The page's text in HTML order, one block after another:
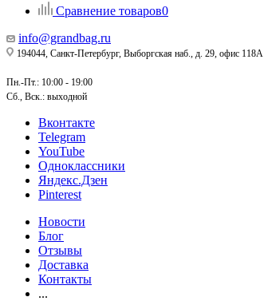
Сравнение товаров0
info@grandbag.ru
194044, Санкт-Петербург, Выборгская наб., д. 29, офис 118А
Пн.-Пт.: 10:00 - 19:00
Сб., Вск.: выходной
Вконтакте
Telegram
YouTube
Одноклассники
Яндекс.Дзен
Pinterest
Новости
Блог
Отзывы
Доставка
Контакты
...